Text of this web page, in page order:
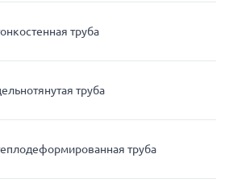
труба
труба
труба